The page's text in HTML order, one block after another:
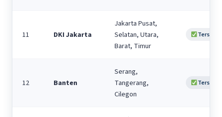
11 DKI Jakarta
Jakarta Pusat,
Selatan, Utara,
Barat, Timur
Tersedia
12 Banten
Serang,
Tangerang,
Cilegon
Tersedia